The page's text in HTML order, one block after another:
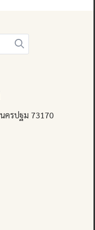
ครปฐม 73170